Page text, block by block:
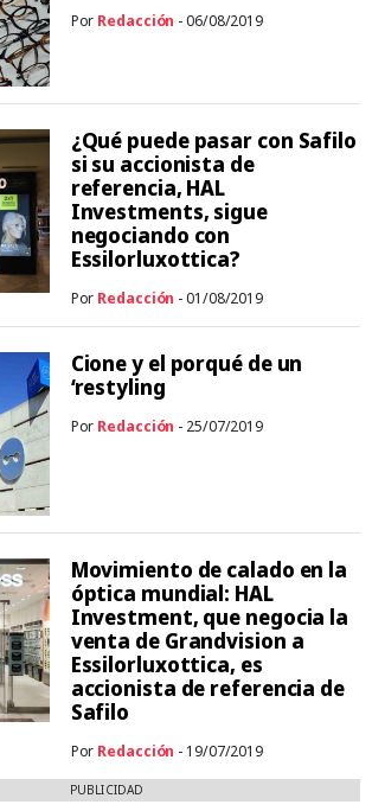
Por Redacción - 06/08/2019
¿Qué puede pasar con Safilo
si su accionista de
referencia, HAL
Investments, sigue
negociando con
Essilorluxottica?
Por Redacción - 01/08/2019
Cione y el porqué de un
‘restyling
Por Redacción - 25/07/2019
Movimiento de calado en la
óptica mundial: HAL
Investment, que negocia la
venta de Grandvision a
Essilorluxottica, es
accionista de referencia de
Safilo
Por Redacción - 19/07/2019
PUBLICIDAD